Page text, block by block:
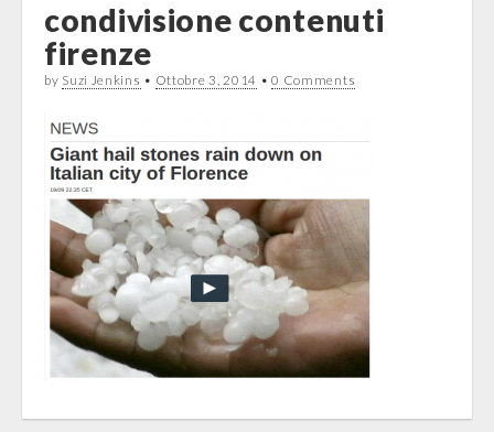
condivisione contenuti
firenze
by Suzi Jenkins • Ottobre 3, 2014 •0 Comments